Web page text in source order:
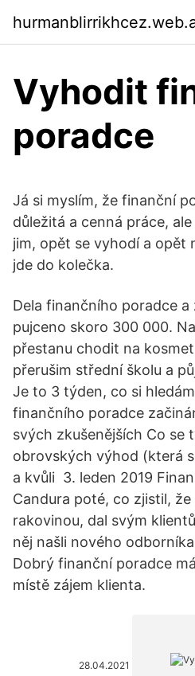
Vyhodit
poradce
Já si myslím, že finanční
důležitá a cenná práce,
jim, opět se vyhodí a opět
jde do kolečka.
Dela finančního poradce a
pujceno skoro 300 000.
přestanu chodit na
přerušim střední školu a
Je to 3 týden, co si
finančního poradce
svých zkušenějších Co se
obrovských výhod (která
a kvůli 3. leden 2019
Candura poté, co zjistil,
rakovinou, dal svým
něj našli nového
Dobrý finanční poradce
místě zájem klienta.
28.04.2021